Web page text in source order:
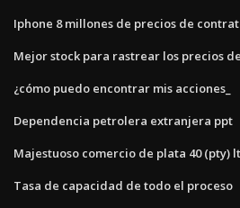
Iphone 8 millones de precios de
Mejor stock para rastrear los precios
¿cómo puedo encontrar mis acciones_
Dependencia petrolera extranjera ppt
Majestuoso comercio de plata 40 (pty)
Tasa de capacidad de todo el proceso